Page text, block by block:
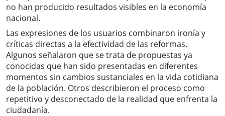
no han producido resultados visibles en la economía
nacional.
Las expresiones de los usuarios combinaron ironía y
críticas directas a la efectividad de las reformas.
Algunos señalaron que se trata de propuestas ya
conocidas que han sido presentadas en diferentes
momentos sin cambios sustanciales en la vida cotidiana
de la población. Otros describieron el proceso como
repetitivo y desconectado de la realidad que enfrenta la
ciudadanía.